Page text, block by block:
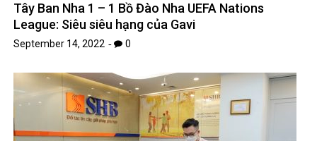
Tây Ban Nha 1 – 1 Bồ Đào Nha UEFA Nations
League: Siêu siêu hạng của Gavi
September 14, 2022 0